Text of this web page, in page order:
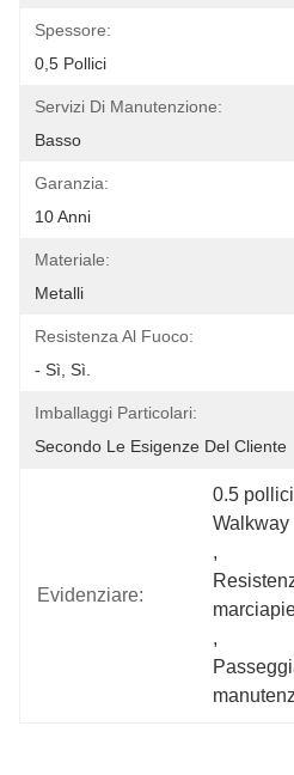
Spessore:
0,5 Pollici
Servizi Di Manutenzione:
Basso
Garanzia:
10 Anni
Materiale:
Metalli
Resistenza Al Fuoco:
- Sì, Sì.
Imballaggi Particolari:
Secondo Le Esigenze Del Cliente
Evidenziare:
0.5
Walkway
,
,